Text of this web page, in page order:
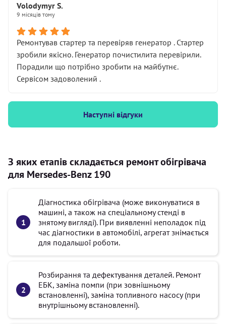
Volodymyr S.
9 місяців тому
Ремонтував стартер та перевіряв генератор . Стартер
зробили якісно. Генератор почистилита перевірили.
Порадили що потрібно зробити на майбутнє.
Сервісом задоволений .
Наступні відгуки
З яких етапів складається ремонт обігрівача
для Mersedes-Benz 190
Діагностика обігрівача (може виконуватися в
машині, а також на спеціальному стенді в
знятому вигляді). При виявленні неполадок під
час діагностики в автомобілі, агрегат знімається
для подальшої роботи.
Розбирання та дефектування деталей. Ремонт
ЕБК, заміна помпи (при зовнішньому
встановленні), заміна топливного насосу (при
внутрішньому встановленні).